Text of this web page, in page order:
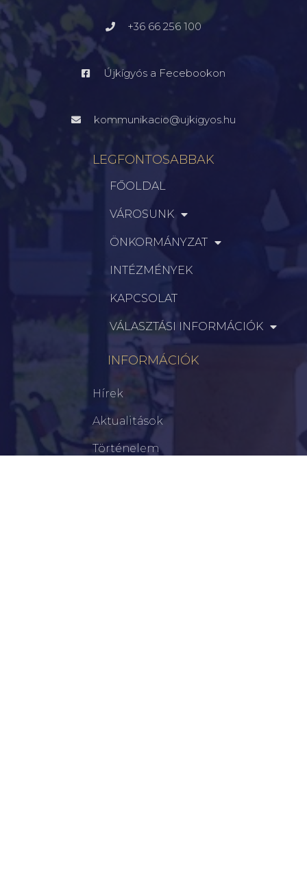
+36 66 256 100
Újkígyós a Fecebookon
kommunikacio@ujkigyos.hu
LEGFONTOSABBAK
FŐOLDAL
VÁROSUNK
ÖNKORMÁNYZAT
INTÉZMÉNYEK
KAPCSOLAT
VÁLASZTÁSI INFORMÁCIÓK
INFORMÁCIÓK
Hírek
Aktualitások
Történelem